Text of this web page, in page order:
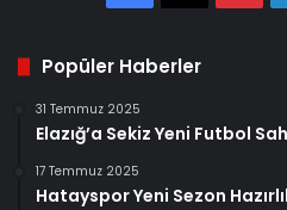
Popüler Haberler
31 Temmuz 2025
Elazığ’a Sekiz Yeni Futbol
17 Temmuz 2025
Hatayspor Yeni Sezon